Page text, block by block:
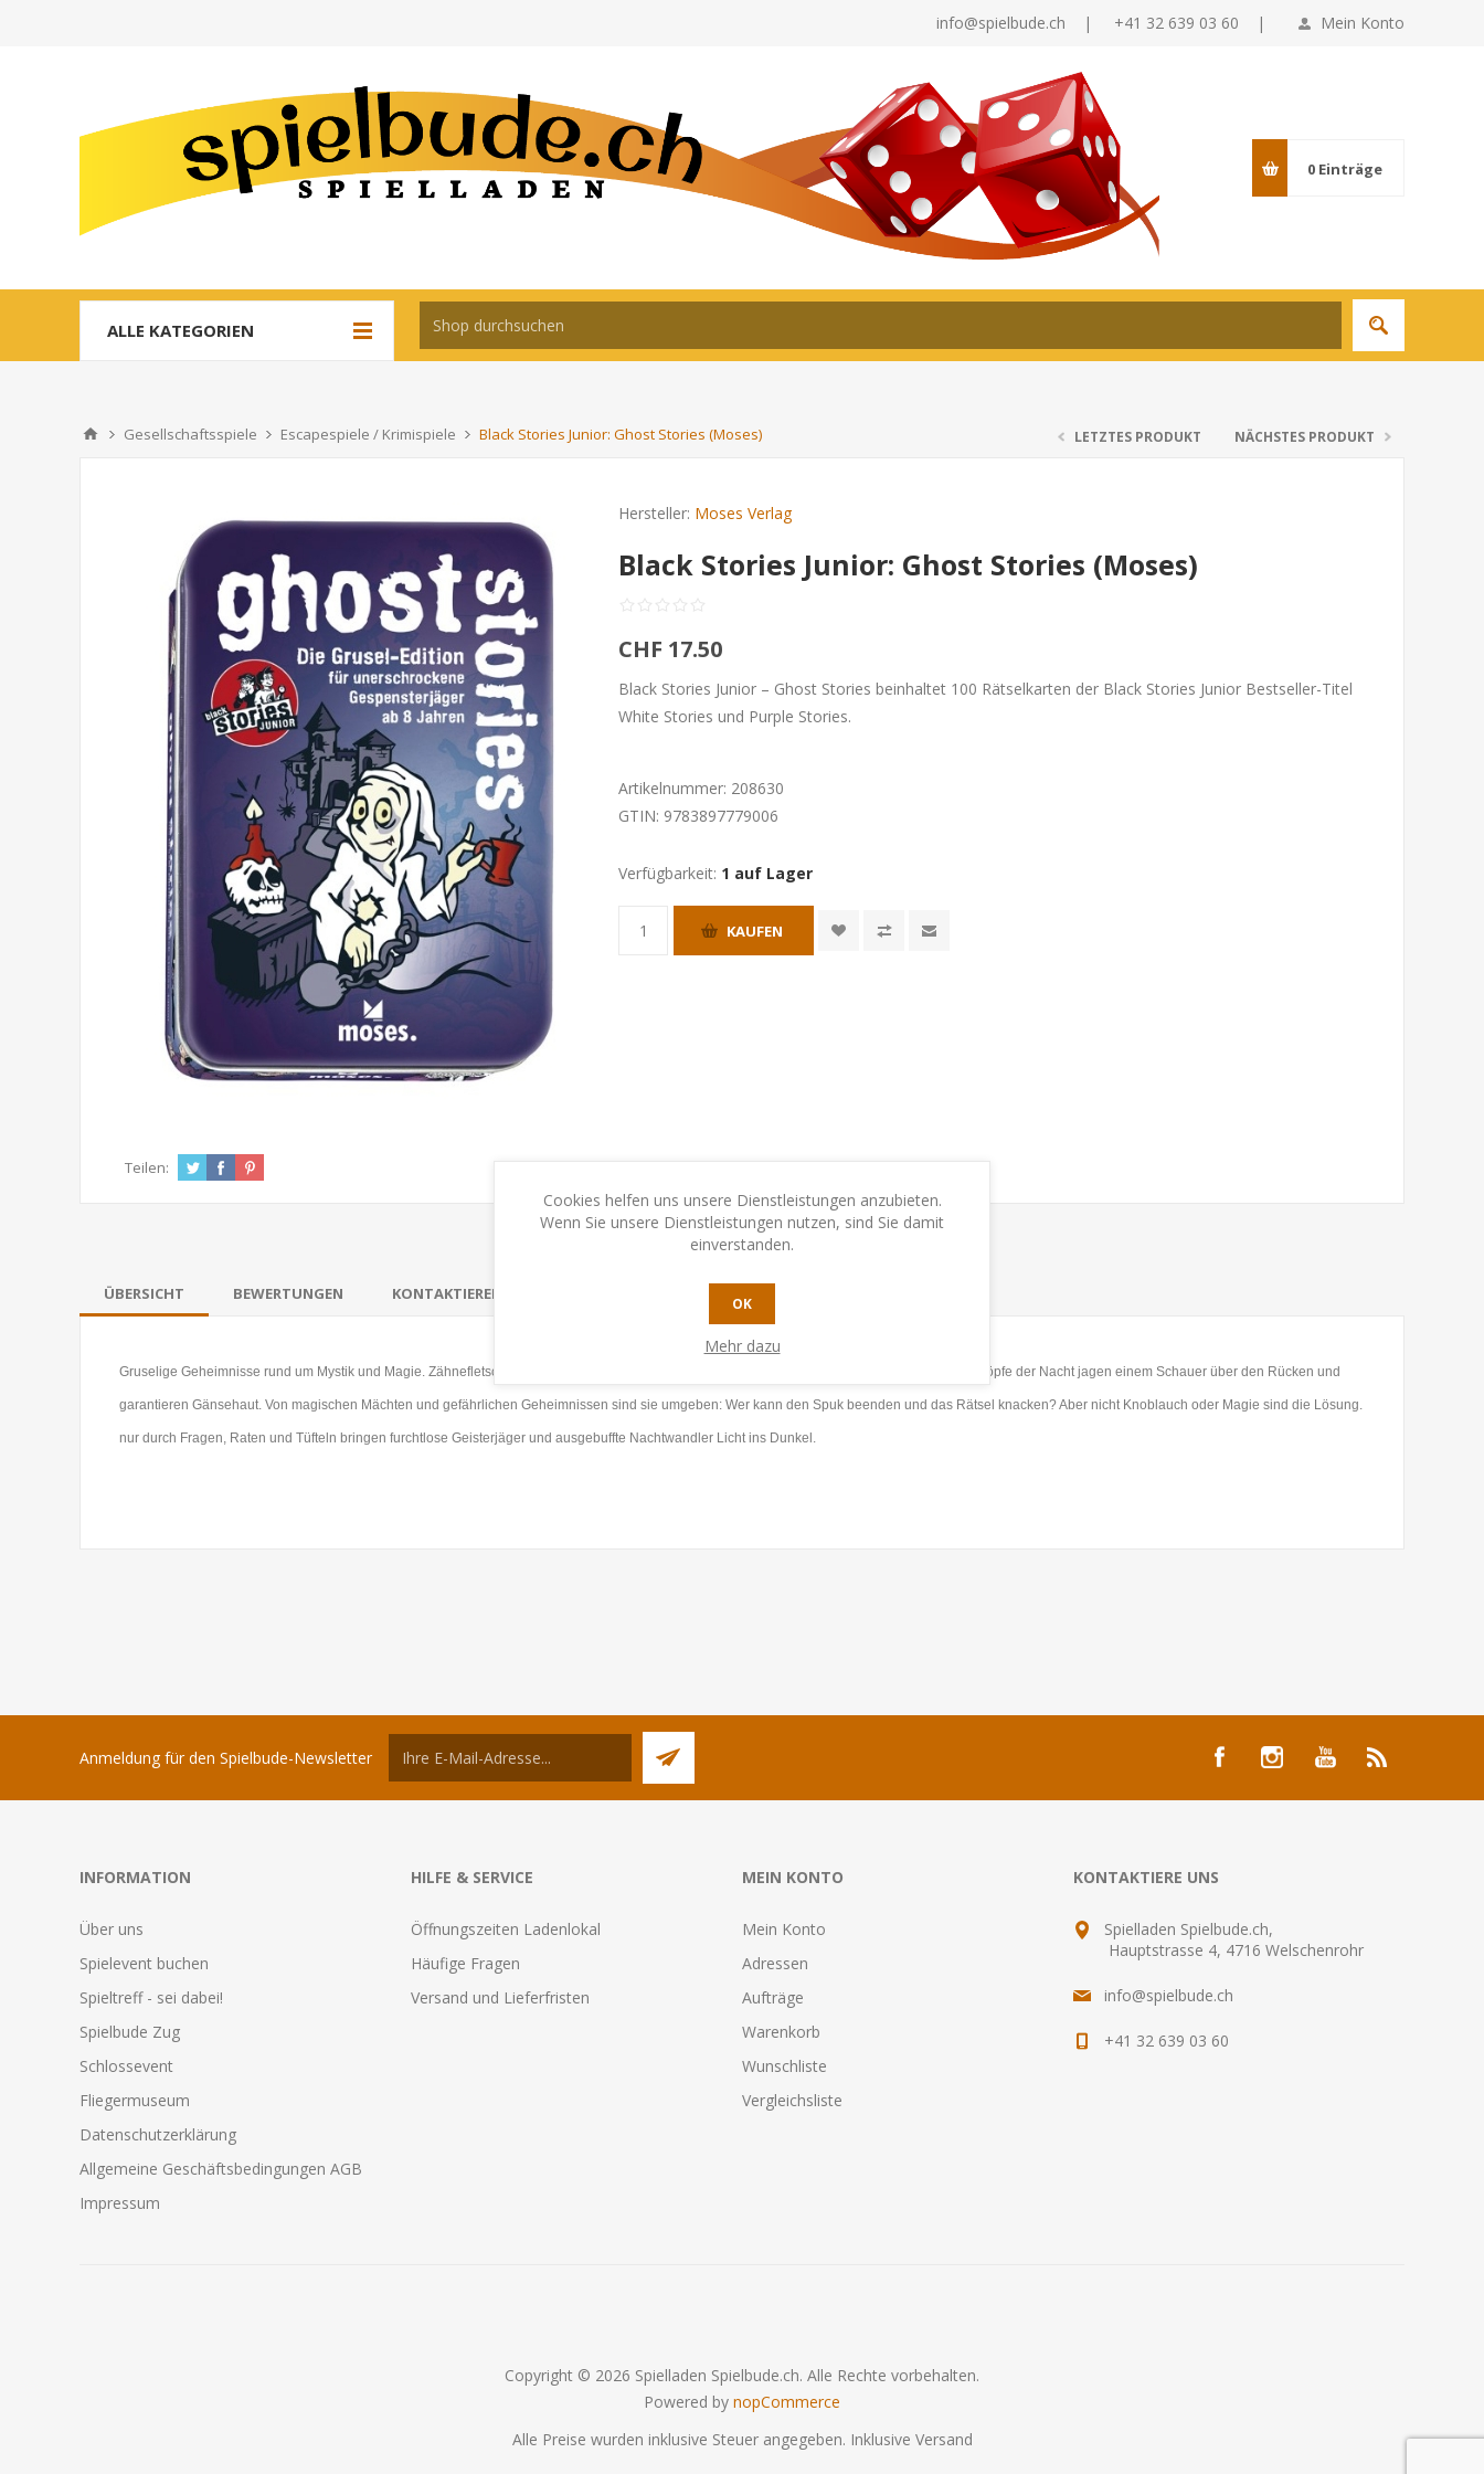
Mein Konto
info@spielbude.ch | +41 32 639 03 60 |
0 Einträge
ALLE KATEGORIEN
Gesellschaftsspiele Escapespiele / Krimispiele Black Stories Junior: Ghost Stories (Moses) LETZTES PRODUKT NÄCHSTES PRODUKT
Hersteller: Moses Verlag
Black Stories Junior: Ghost Stories (Moses)
CHF 17.50
Black Stories Junior – Ghost Stories beinhaltet 100 Rätselkarten der Black Stories Junior Bestseller-Titel
White Stories und Purple Stories.
Artikelnummer: 208630
GTIN: 9783897779006
Verfügbarkeit: 1 auf Lager
KAUFEN
Teilen:
ÜBERSICHT BEWERTUNGEN KONTAKTIEREN SIE UNS
Gruselige Geheimnisse rund um Mystik und Magie. Zähnefletschende Vampire, geisterhafte Erscheinungen, mystische Wesen und dunkle Geschöpfe der Nacht jagen einem Schauer über den Rücken und
garantieren Gänsehaut. Von magischen Mächten und gefährlichen Geheimnissen sind sie umgeben: Wer kann den Spuk beenden und das Rätsel knacken? Aber nicht Knoblauch oder Magie sind die Lösung.
nur durch Fragen, Raten und Tüfteln bringen furchtlose Geisterjäger und ausgebuffte Nachtwandler Licht ins Dunkel.
Anmeldung für den Spielbude-Newsletter
INFORMATION
Über uns
Spielevent buchen
Spieltreff - sei dabei!
Spielbude Zug
Schlossevent
Fliegermuseum
Datenschutzerklärung
Allgemeine Geschäftsbedingungen AGB
Impressum
HILFE & SERVICE
Öffnungszeiten Ladenlokal
Häufige Fragen
Versand und Lieferfristen
MEIN KONTO
Mein Konto
Adressen
Aufträge
Warenkorb
Wunschliste
Vergleichsliste
KONTAKTIERE UNS
Spielladen Spielbude.ch,
Hauptstrasse 4, 4716 Welschenrohr
info@spielbude.ch
+41 32 639 03 60
Copyright © 2026 Spielladen Spielbude.ch. Alle Rechte vorbehalten.
Powered by nopCommerce
Alle Preise wurden inklusive Steuer angegeben. Inklusive Versand
Cookies helfen uns unsere Dienstleistungen anzubieten.
Wenn Sie unsere Dienstleistungen nutzen, sind Sie damit
einverstanden.
OK
Mehr dazu